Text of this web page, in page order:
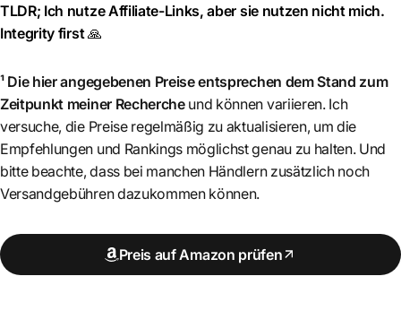
TLDR; Ich nutze Affiliate-Links, aber sie nutzen nicht mich.
Integrity first🙏
¹ Die hier angegebenen Preise entsprechen dem Stand zum
Zeitpunkt meiner Rechercheund können variieren. Ich
versuche, die Preise regelmäßig zu aktualisieren, um die
Empfehlungen und Rankings möglichst genau zu halten. Und
bitte beachte, dass bei manchen Händlern zusätzlich noch
Versandgebühren dazukommen können.
Preis auf Amazon prüfen